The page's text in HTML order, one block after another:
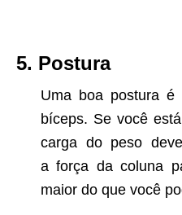
5. Postura
Uma boa postura é
bíceps. Se você
carga do peso
a força da coluna
maior do que você